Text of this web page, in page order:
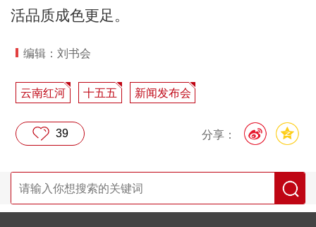
活品质成色更足。
编辑：刘书会
云南红河 十五五 新闻发布会
分享：
39